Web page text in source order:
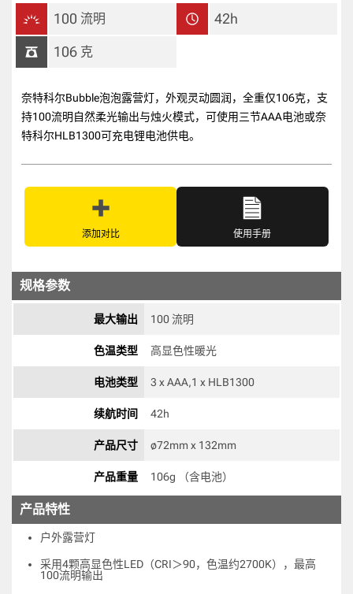
100 流明
42h
106 克
奈特科尔Bubble泡泡露营灯，外观灵动圆润，全重仅106克，支
持100流明自然柔光输出与烛火模式，可使用三节AAA电池或奈
特科尔HLB1300可充电锂电池供电。
添加对比 使用手册
规格参数
最大输出 100 流明
色温类型 高显色性暖光
电池类型 3 x AAA,1 x HLB1300
续航时间 42h
产品尺寸 ø72mm x 132mm
产品重量 106g （含电池）
产品特性
户外露营灯
采用4颗高显色性LED（CRI＞90，色温约2700K），最高
100流明输出